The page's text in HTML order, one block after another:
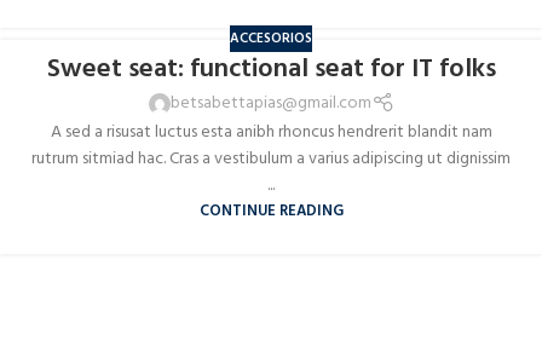
ACCESORIOS
Sweet seat: functional seat for IT folks
betsabettapias@gmail.com
A sed a risusat luctus esta anibh rhoncus hendrerit blandit nam
rutrum sitmiad hac. Cras a vestibulum a varius adipiscing ut dignissim
...
CONTINUE READING